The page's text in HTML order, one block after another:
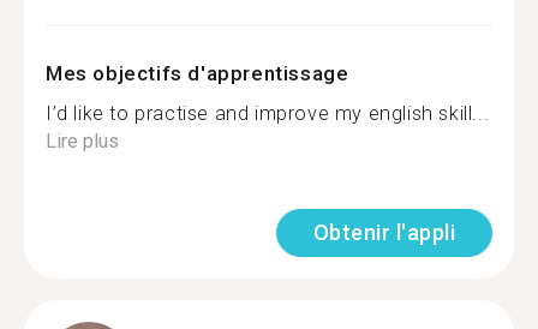
Mes objectifs d'apprentissage
I’d like to practise and improve my english skill...
Lire plus
Obtenir l'appli